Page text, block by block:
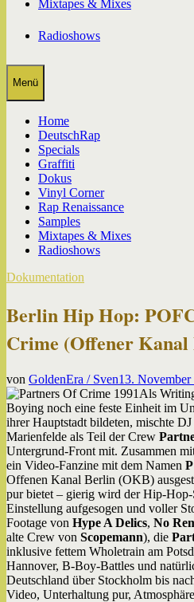
Mixtapes & Mixes
Radioshows
Menü
Home
DeutschRap
Specials
Graffiti
Dokus
Vinyl Corner
Rap Renaissance
Samples
Mixtapes & Mixes
Radioshows
Dokumentation
Berlin Hip Hop:
Crime (Offener Kanal
von GoldenEra / Sven13. November
Als
Boying noch eine feste Einheit im
ihrer Hauptstadt bildeten, mischte DJ
Marienfelde als Teil der Crew
Untergrund-Front mit. Zusammen
ein Video-Fanzine mit dem Namen
Offenen Kanal Berlin (OKB)
pur bietet – gierig wird der Hip-
Einstellung aufgesogen und voller
Footage von Hype A Delics, No
alte Crew von Scopemann), die
inklusive fettem Wholetrain am
Hannover, B-Boy-Battles und
Deutschland über Stockholm bis
Video, Unterhaltung pur,